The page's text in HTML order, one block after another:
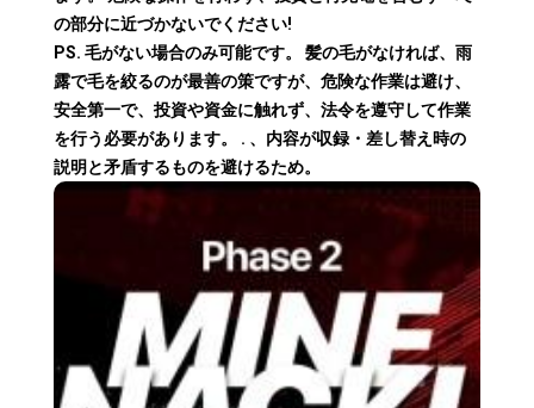
の部分に近づかないでください!
PS. 毛がない場合のみ可能です。 髪の毛がなければ、雨
露で毛を絞るのが最善の策ですが、危険な作業は避け、
安全第一で、投資や資金に触れず、法令を遵守して作業
を行う必要があります。 . 、内容が収録・差し替え時の
説明と矛盾するものを避けるため。